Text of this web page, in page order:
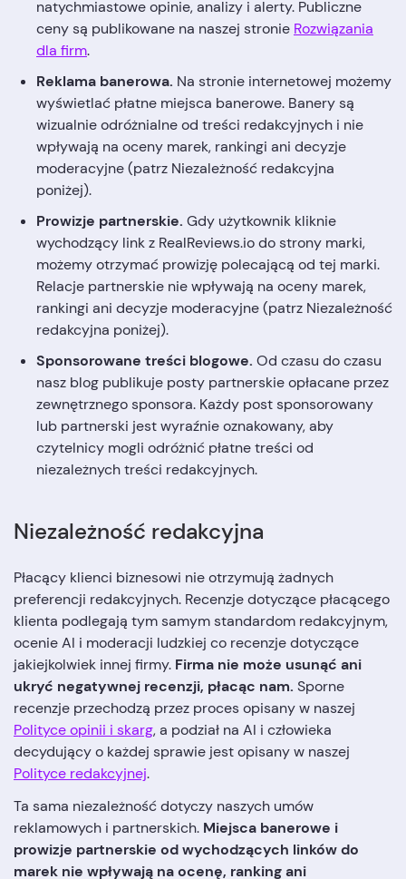
natychmiastowe opinie, analizy i alerty. Publiczne
ceny są publikowane na naszej stronie Rozwiązania
dla firm.
Reklama banerowa. Na stronie internetowej możemy
wyświetlać płatne miejsca banerowe. Banery są
wizualnie odróżnialne od treści redakcyjnych i nie
wpływają na oceny marek, rankingi ani decyzje
moderacyjne (patrz Niezależność redakcyjna
poniżej).
Prowizje partnerskie. Gdy użytkownik kliknie
wychodzący link z RealReviews.io do strony marki,
możemy otrzymać prowizję polecającą od tej marki.
Relacje partnerskie nie wpływają na oceny marek,
rankingi ani decyzje moderacyjne (patrz Niezależność
redakcyjna poniżej).
Sponsorowane treści blogowe. Od czasu do czasu
nasz blog publikuje posty partnerskie opłacane przez
zewnętrznego sponsora. Każdy post sponsorowany
lub partnerski jest wyraźnie oznakowany, aby
czytelnicy mogli odróżnić płatne treści od
niezależnych treści redakcyjnych.
Niezależność redakcyjna
Płacący klienci biznesowi nie otrzymują żadnych
preferencji redakcyjnych. Recenzje dotyczące płacącego
klienta podlegają tym samym standardom redakcyjnym,
ocenie AI i moderacji ludzkiej co recenzje dotyczące
jakiejkolwiek innej firmy. Firma nie może usunąć ani
ukryć negatywnej recenzji, płacąc nam. Sporne
recenzje przechodzą przez proces opisany w naszej
Polityce opinii i skarg, a podział na AI i człowieka
decydujący o każdej sprawie jest opisany w naszej
Polityce redakcyjnej.
Ta sama niezależność dotyczy naszych umów
reklamowych i partnerskich. Miejsca banerowe i
prowizje partnerskie od wychodzących linków do
marek nie wpływają na ocenę, ranking ani